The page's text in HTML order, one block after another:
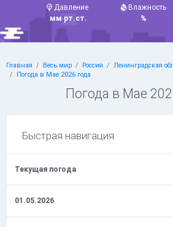
Давление
мм рт.ст.
Влажность
%
Главная Весь мир Россия Ленинградская
Погода в Мае 2026 года
Погода в Мае
Быстрая навигация
Текущая погода
01.05.2026